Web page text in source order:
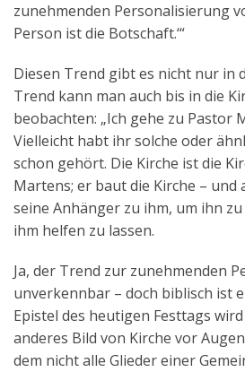
zunehmenden Personalisierung
Person ist die Botschaft.‘“
Diesen Trend gibt es nicht nur in
Trend kann man auch bis in die
beobachten: „Ich gehe zu Pastor
Vielleicht habt ihr solche oder
schon gehört. Die Kirche ist die
Martens; er baut die Kirche – und
seine Anhänger zu ihm, um ihn
ihm helfen zu lassen.
Ja, der Trend zur zunehmenden
unverkennbar – doch biblisch ist
Epistel des heutigen Festtags
anderes Bild von Kirche vor
dem nicht alle Glieder einer